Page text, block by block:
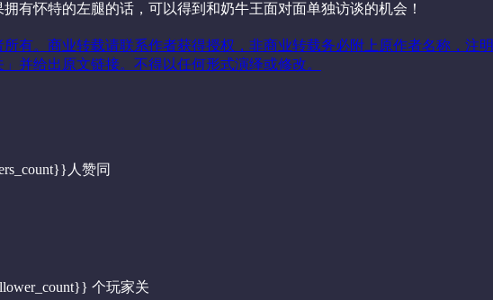
有怀特的左腿的话，可以得到和奶牛王面对面单独访谈的机会！
有。商业转载请联系作者获得授权，非商业转载务必附上原作者名称，注明
并给出原文链接。不得以任何形式演绎或修改。
人赞同
个玩家关